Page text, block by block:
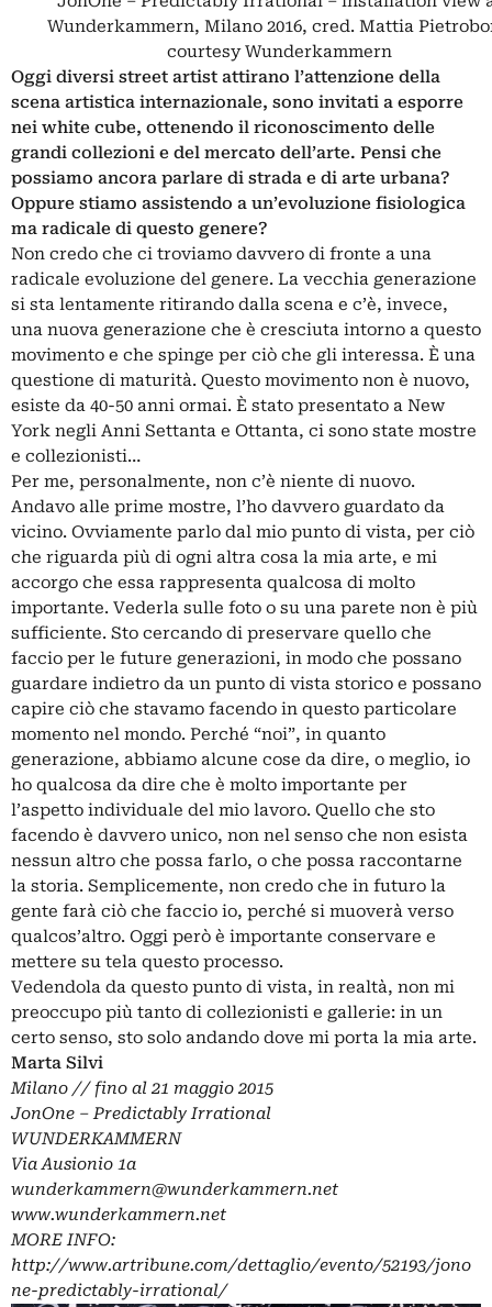
Wunderkammern, Milano 2016, cred. Mattia
courtesy Wunderkammern
Oggi diversi street artist attirano l’attenzione della
scena artistica internazionale, sono invitati a esporre
nei white cube, ottenendo il riconoscimento delle
grandi collezioni e del mercato dell’arte. Pensi che
possiamo ancora parlare di strada e di arte urbana?
Oppure stiamo assistendo a un’evoluzione fisiologica
ma radicale di questo genere?
Non credo che ci troviamo davvero di fronte a una
radicale evoluzione del genere. La vecchia generazione
si sta lentamente ritirando dalla scena e c’è, invece,
una nuova generazione che è cresciuta intorno a questo
movimento e che spinge per ciò che gli interessa. È una
questione di maturità. Questo movimento non è nuovo,
esiste da 40-50 anni ormai. È stato presentato a New
York negli Anni Settanta e Ottanta, ci sono state mostre
e collezionisti…
Per me, personalmente, non c’è niente di nuovo.
Andavo alle prime mostre, l’ho davvero guardato da
vicino. Ovviamente parlo dal mio punto di vista, per ciò
che riguarda più di ogni altra cosa la mia arte, e mi
accorgo che essa rappresenta qualcosa di molto
importante. Vederla sulle foto o su una parete non è più
sufficiente. Sto cercando di preservare quello che
faccio per le future generazioni, in modo che possano
guardare indietro da un punto di vista storico e possano
capire ciò che stavamo facendo in questo particolare
momento nel mondo. Perché “noi”, in quanto
generazione, abbiamo alcune cose da dire, o meglio, io
ho qualcosa da dire che è molto importante per
l’aspetto individuale del mio lavoro. Quello che sto
facendo è davvero unico, non nel senso che non esista
nessun altro che possa farlo, o che possa raccontarne
la storia. Semplicemente, non credo che in futuro la
gente farà ciò che faccio io, perché si muoverà verso
qualcos’altro. Oggi però è importante conservare e
mettere su tela questo processo.
Vedendola da questo punto di vista, in realtà, non mi
preoccupo più tanto di collezionisti e gallerie: in un
certo senso, sto solo andando dove mi porta la mia arte.
Marta Silvi
Milano // fino al 21 maggio 2015
JonOne – Predictably Irrational
WUNDERKAMMERN
Via Ausionio 1a
wunderkammern@wunderkammern.net
www.wunderkammern.net
MORE INFO:
http://www.artribune.com/dettaglio/evento/52193/jono
ne-predictably-irrational/